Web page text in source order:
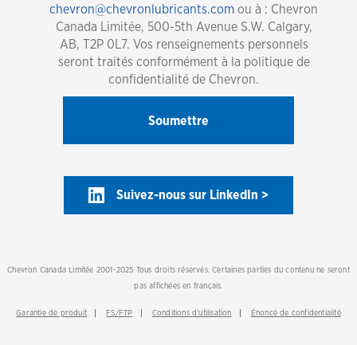
chevron@chevronlubricants.com ou à : Chevron
Canada Limitée, 500-5th Avenue S.W. Calgary,
AB, T2P 0L7. Vos renseignements personnels
seront traités conformément à la politique de
confidentialité de Chevron.
Suivez-nous sur LinkedIn >
Chevron Canada Limitée 2001-2025 Tous droits réservés. Certaines parties du contenu ne seront
pas affichées en français.
Garantie de produit FS/FTP Conditions d’utilisation Énoncé de confidentialité